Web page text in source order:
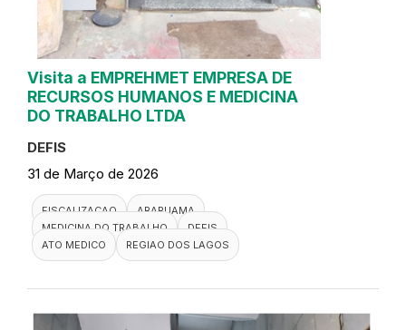
Visita a EMPREHMET EMPRESA DE
RECURSOS HUMANOS E MEDICINA
DO TRABALHO LTDA
DEFIS
31 de Março de 2026
FISCALIZACAO
ARARUAMA
MEDICINA DO TRABALHO
DEFIS
ATO MEDICO
REGIAO DOS LAGOS